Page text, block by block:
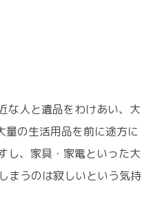
な人と遺品をわけあい、大
の生活用品を前に途方に
し、家具・家電といった大
まうのは寂しいという気持